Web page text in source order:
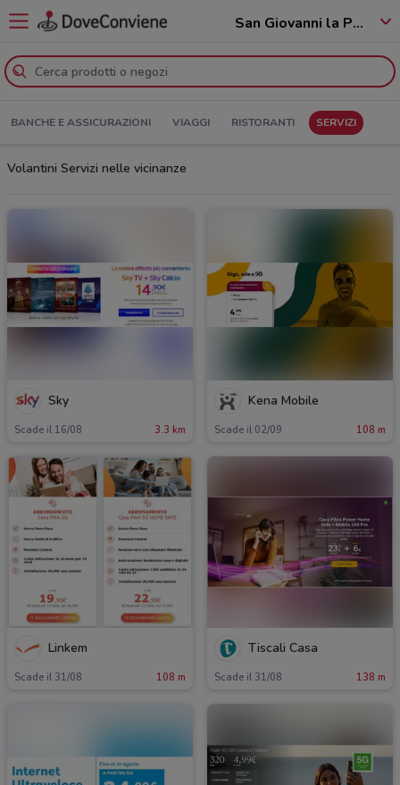
San Giovanni la Punta - 95037
BANCHE E ASSICURAZIONI VIAGGI RISTORANTI SERVIZI
Volantini Servizi nelle vicinanze
Sky
Scade il 16/08 3.3 km
Kena Mobile
Scade il 02/09 108 m
Linkem
Scade il 31/08 108 m
Tiscali Casa
Scade il 31/08 138 m